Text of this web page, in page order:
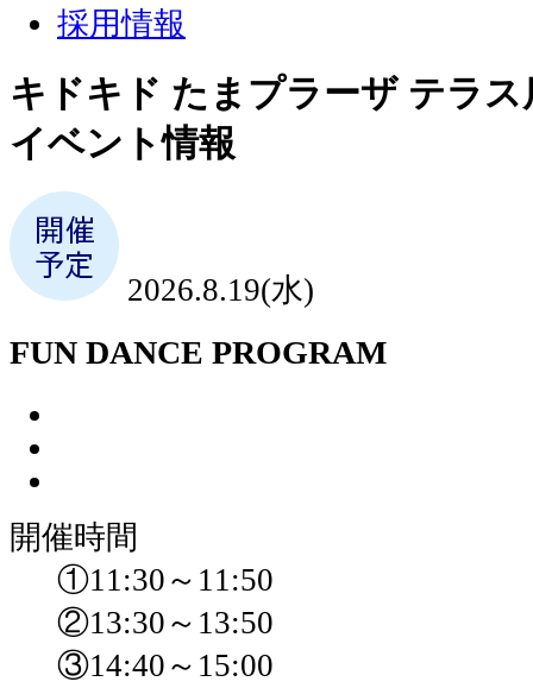
採用情報
キドキド たまプラーザ テラス
イベント情報
2026.8.19(水)
FUN DANCE PROGRAM
開催時間
①11:30～11:50
②13:30～13:50
③14:40～15:00